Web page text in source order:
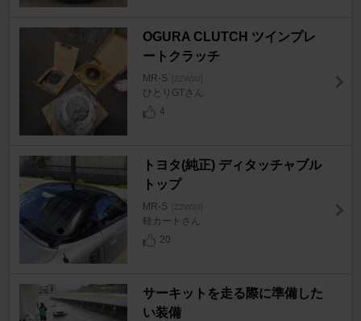
OGURA CLUTCH ツインプレ
ートクラッチ
MR-S [ZZW30]
ひとりGTさん
4
トヨタ(純正) ディタッチャブル
トップ
MR-S [ZZW30]
軽カートさん
20
サーキットを走る際に準備した
い装備